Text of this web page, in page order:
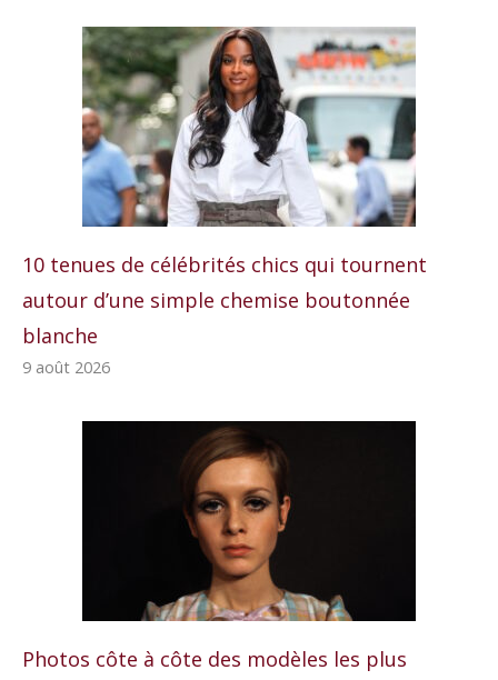
10 tenues de célébrités chics qui tournent
autour d’une simple chemise boutonnée
blanche
9 août 2026
Photos côte à côte des modèles les plus